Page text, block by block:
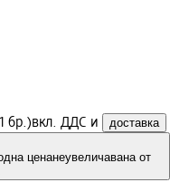
бр.)вкл. ДДС и доставка
ценанеувеличавана от